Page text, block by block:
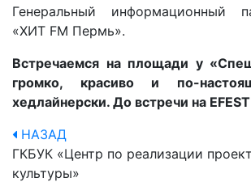
Генеральный информационный
«ХИТ FM Пермь».
Встречаемся на площади у
громко, красиво и по-
хедлайнерски. До встречи на
НАЗАД
ГКБУК «Центр по реализации
культуры»